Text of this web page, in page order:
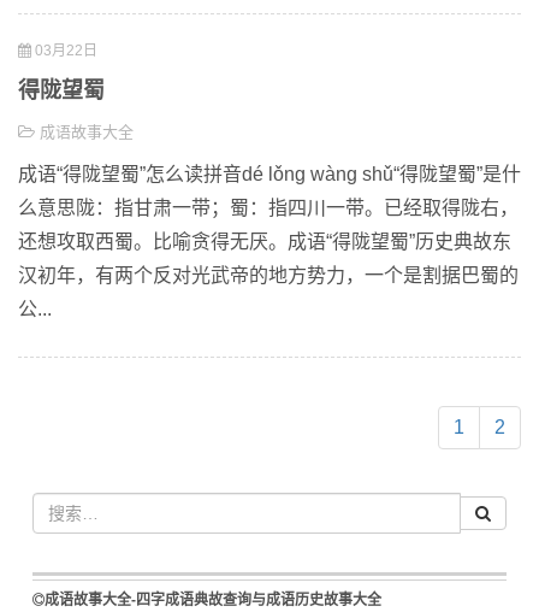
03月22日
得陇望蜀
成语故事大全
成语“得陇望蜀”怎么读拼音dé lǒng wàng shǔ“得陇望蜀”是什
么意思陇：指甘肃一带；蜀：指四川一带。已经取得陇右，
还想攻取西蜀。比喻贪得无厌。成语“得陇望蜀”历史典故东
汉初年，有两个反对光武帝的地方势力，一个是割据巴蜀的
公...
1 2
成语故事大全-四字成语典故查询与成语历史故事大全